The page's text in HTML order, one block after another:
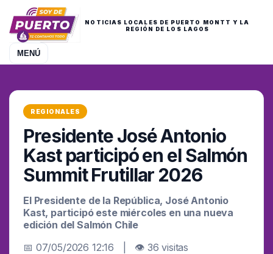
NOTICIAS LOCALES DE PUERTO MONTT Y LA
REGIÓN DE LOS LAGOS
MENÚ
REGIONALES
Presidente José Antonio
Kast participó en el Salmón
Summit Frutillar 2026
El Presidente de la República, José Antonio
Kast, participó este miércoles en una nueva
edición del Salmón Chile
📅 07/05/2026 12:16 | 👁 36 visitas